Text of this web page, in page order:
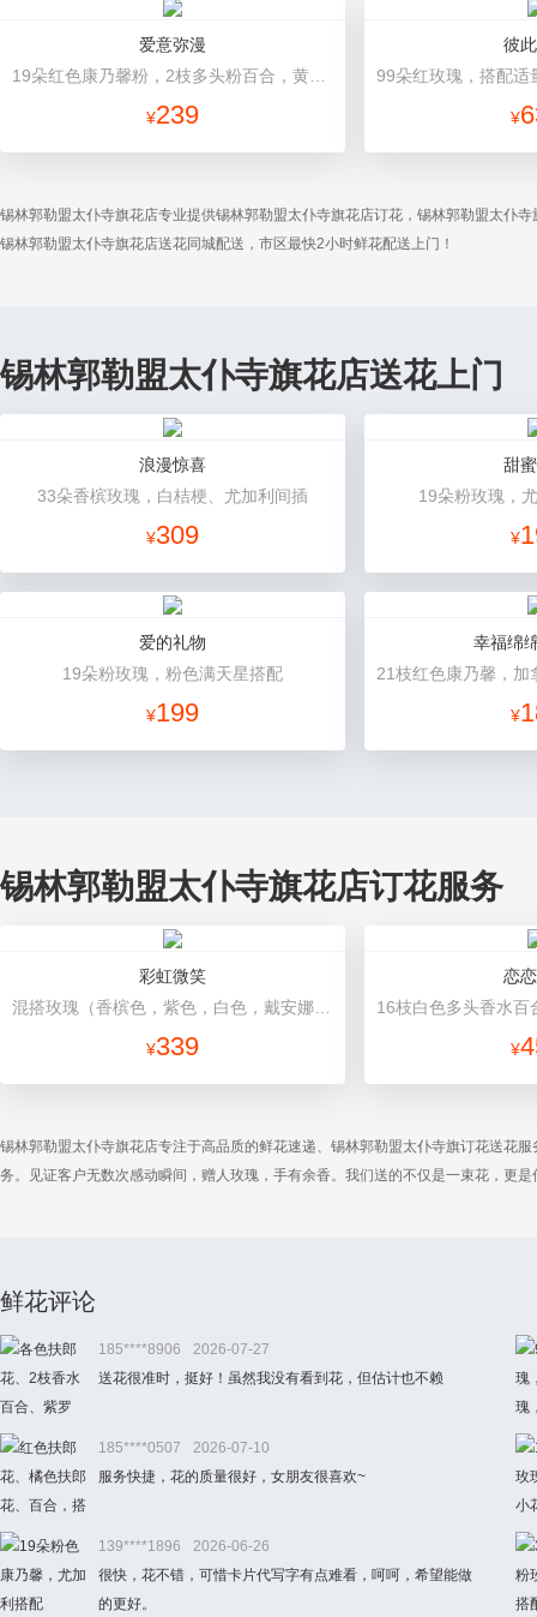
爱意弥漫
¥239
彼
¥
锡林郭勒盟太仆寺旗花店专业提供锡林郭勒盟太仆寺旗花店订花，锡林郭勒盟太仆
锡林郭勒盟太仆寺旗花店送花同城配送，市区最快2小时鲜花配送上门！
锡林郭勒盟太仆寺旗花店送花上门
浪漫惊喜
33朵香槟玫瑰，白桔梗、尤加利间插
¥309
甜
19朵粉玫瑰，
¥
爱的礼物
19朵粉玫瑰，粉色满天星搭配
¥199
幸福绵
¥
锡林郭勒盟太仆寺旗花店订花服务
彩虹微笑
¥339
恋
¥
锡林郭勒盟太仆寺旗花店专注于高品质的鲜花速递、锡林郭勒盟太仆寺旗订花送花
务。见证客户无数次感动瞬间，赠人玫瑰，手有余香。我们送的不仅是一束花，更是
鲜花评论
185****8906
2026-07-27
送花很准时，挺好！虽然我没有看到花，但估计也不赖
185****0507
2026-07-10
服务快捷，花的质量很好，女朋友很喜欢~
139****1896
2026-06-26
很快，花不错，可惜卡片代写字有点难看，呵呵，希望能做
的更好。